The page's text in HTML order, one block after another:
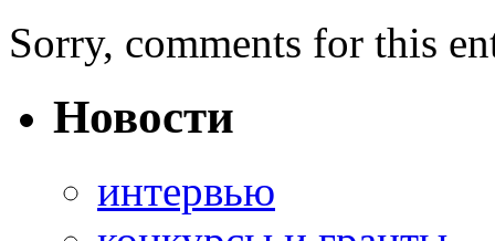
Sorry, comments for this
Новости
интервью